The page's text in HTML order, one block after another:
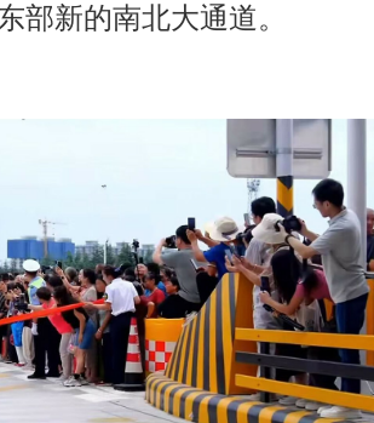
部新的南北大通道。